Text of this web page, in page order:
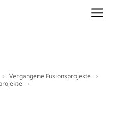
Vergangene Fusionsprojekte
Kartell,
und